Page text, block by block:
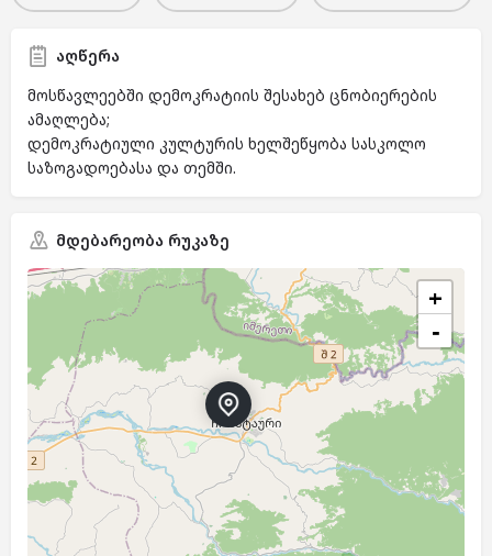
აღწერა
მოსწავლეებში დემოკრატიის შესახებ ცნობიერების
ამაღლება;
დემოკრატიული კულტურის ხელშეწყობა სასკოლო
საზოგადოებასა და თემში.
მდებარეობა რუკაზე
+
−